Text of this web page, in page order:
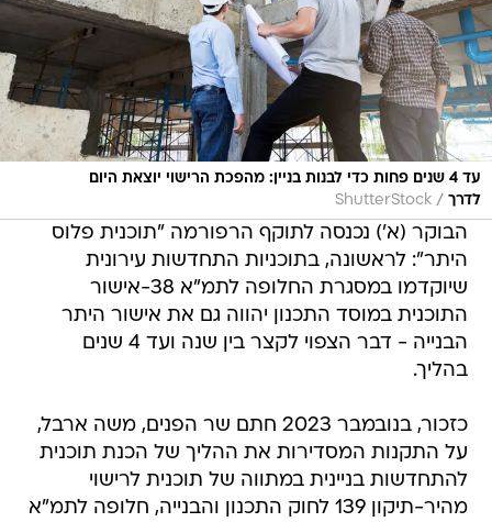
עד 4 שנים פחות כדי לבנות בניין: מהפכת הרישוי יוצאת היום
לדרך /
ShutterStock
הבוקר (א') נכנסה לתוקף הרפורמה "תוכנית פלוס
היתר": לראשונה, בתוכניות התחדשות עירונית
שיוקדמו במסגרת החלופה לתמ"א 38-אישור
התוכנית במוסד התכנון יהווה גם את אישור היתר
הבנייה - דבר הצפוי לקצר בין שנה ועד 4 שנים
בהליך.
להתחדשות בניינית במתווה של תוכנית לרישוי
מהיר-תיקון 139 לחוק התכנון והבנייה, חלופה לתמ"א
38.